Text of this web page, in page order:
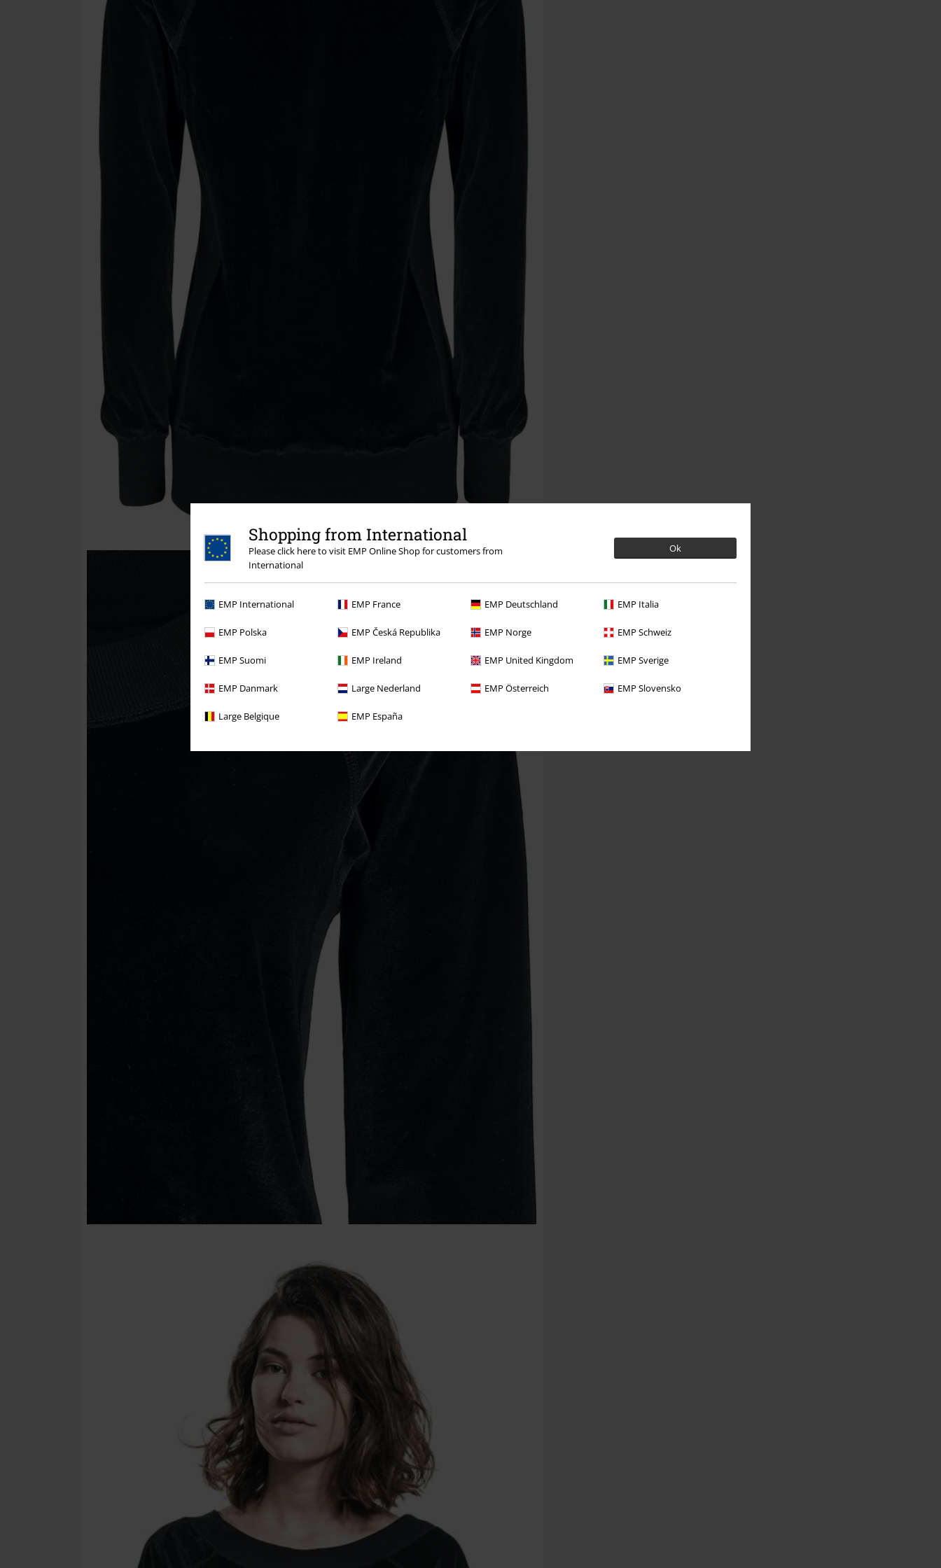
Shopping from International
Please click here to visit EMP Online Shop for customers from
International
Ok
EMP International EMP France EMP Deutschland EMP Italia
EMP Polska EMP Česká Republika EMP Norge EMP Schweiz
EMP Suomi EMP Ireland EMP United Kingdom EMP Sverige
EMP Danmark Large Nederland EMP Österreich EMP Slovensko
Large Belgique EMP España